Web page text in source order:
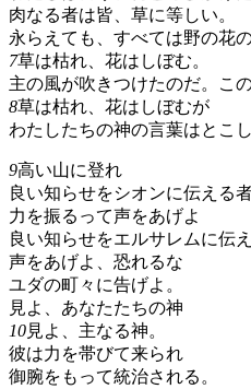
肉なる者は皆、草に等しい。
永らえても、すべては野の花
7草は枯れ、花はしぼむ。
主の風が吹きつけたのだ。こ
8草は枯れ、花はしぼむが
わたしたちの神の言葉はとこ
9高い山に登れ
良い知らせをシオンに伝える者
力を振るって声をあげよ
良い知らせをエルサレムに伝え
声をあげよ、恐れるな
ユダの町々に告げよ。
見よ、あなたたちの神
10見よ、主なる神。
彼は力を帯びて来られ
御腕をもって統治される。